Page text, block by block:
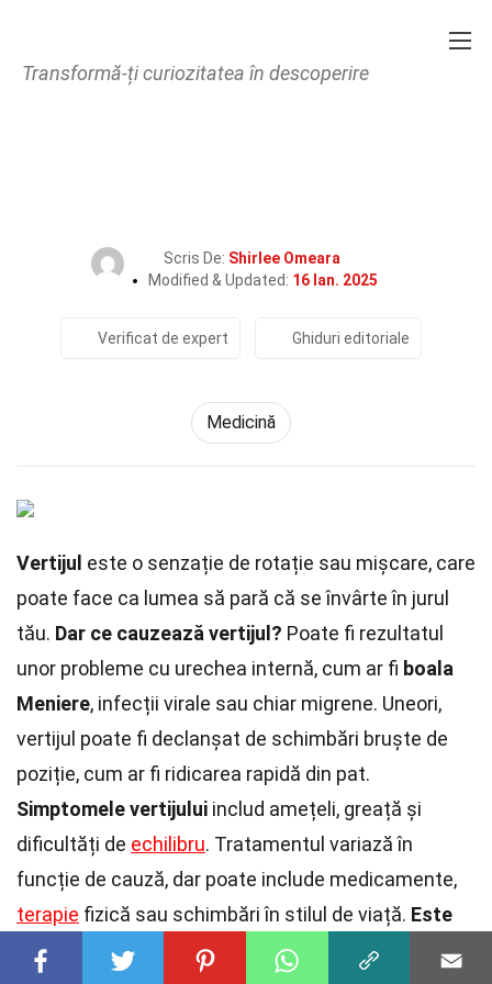
Transformă-ți curiozitatea în descoperire
Scris De: Shirlee Omeara
Modified & Updated: 16 Ian. 2025
Verificat de expert Ghiduri editoriale
Medicină
Vertijul este o senzație de rotație sau mișcare, care
poate face ca lumea să pară că se învârte în jurul
tău. Dar ce cauzează vertijul? Poate fi rezultatul
unor probleme cu urechea internă, cum ar fi boala
Meniere, infecții virale sau chiar migrene. Uneori,
vertijul poate fi declanșat de schimbări bruște de
poziție, cum ar fi ridicarea rapidă din pat.
Simptomele vertijului includ amețeli, greață și
dificultăți de echilibru. Tratamentul variază în
funcție de cauză, dar poate include medicamente,
terapie fizică sau schimbări în stilul de viață. Este
important să consulți un medic